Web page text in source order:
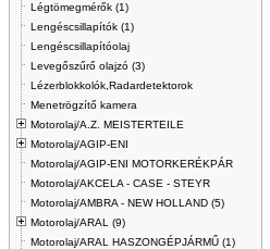
Légtömegmérők (1)
Lengéscsillapítók (1)
Lengéscsillapítóolaj
Levegőszűrő olajzó (3)
Lézerblokkolók,Radardetektorok
Menetrögzítő kamera
Motorolaj/A.Z. MEISTERTEILE
Motorolaj/AGIP-ENI
Motorolaj/AGIP-ENI MOTORKERÉKPÁR
Motorolaj/AKCELA - CASE - STEYR
Motorolaj/AMBRA - NEW HOLLAND (5)
Motorolaj/ARAL (9)
Motorolaj/ARAL HASZONGÉPJÁRMŰ (1)